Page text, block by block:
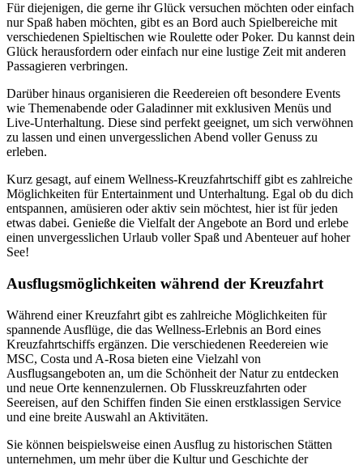
Für diejenigen, die gerne ihr Glück versuchen möchten oder einfach
nur Spaß haben möchten, gibt es an Bord auch Spielbereiche mit
verschiedenen Spieltischen wie Roulette oder Poker. Du kannst dein
Glück herausfordern oder einfach nur eine lustige Zeit mit anderen
Passagieren verbringen.
Darüber hinaus organisieren die Reedereien oft besondere Events
wie Themenabende oder Galadinner mit exklusiven Menüs und
Live-Unterhaltung. Diese sind perfekt geeignet, um sich verwöhnen
zu lassen und einen unvergesslichen Abend voller Genuss zu
erleben.
Kurz gesagt, auf einem Wellness-Kreuzfahrtschiff gibt es zahlreiche
Möglichkeiten für Entertainment und Unterhaltung. Egal ob du dich
entspannen, amüsieren oder aktiv sein möchtest, hier ist für jeden
etwas dabei. Genieße die Vielfalt der Angebote an Bord und erlebe
einen unvergesslichen Urlaub voller Spaß und Abenteuer auf hoher
See!
Ausflugsmöglichkeiten während der Kreuzfahrt
Während einer Kreuzfahrt gibt es zahlreiche Möglichkeiten für
spannende Ausflüge, die das Wellness-Erlebnis an Bord eines
Kreuzfahrtschiffs ergänzen. Die verschiedenen Reedereien wie
MSC, Costa und A-Rosa bieten eine Vielzahl von
Ausflugsangeboten an, um die Schönheit der Natur zu entdecken
und neue Orte kennenzulernen. Ob Flusskreuzfahrten oder
Seereisen, auf den Schiffen finden Sie einen erstklassigen Service
und eine breite Auswahl an Aktivitäten.
Sie können beispielsweise einen Ausflug zu historischen Stätten
unternehmen, um mehr über die Kultur und Geschichte der